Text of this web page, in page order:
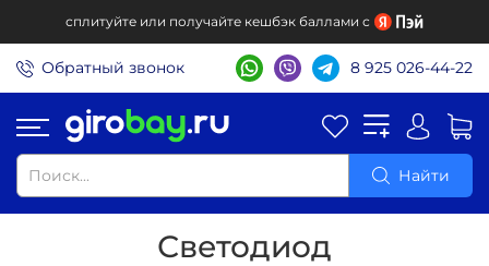
сплитуйте или получайте кешбэк баллами с
Обратный звонок 8 925 026-44-22
Найти
Светодиод